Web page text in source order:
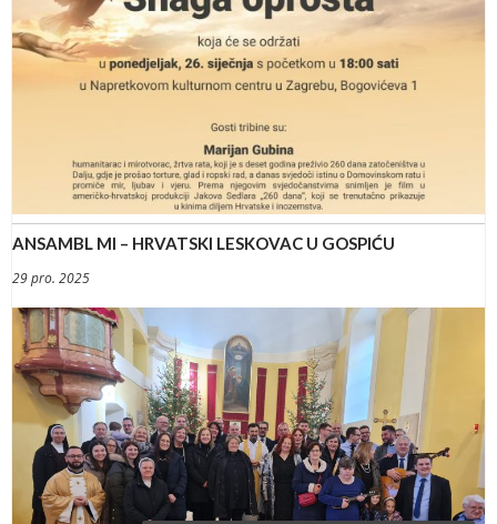
ANSAMBL MI – HRVATSKI LESKOVAC U GOSPIĆU
29 pro. 2025